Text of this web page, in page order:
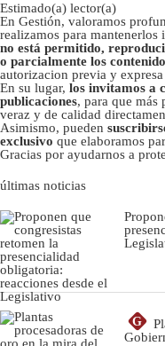
Estimado(a) lector(a)
En Gestión, valoramos
realizamos para mantenerlos
no está permitido,
o parcialmente los
autorizacion previa y
En su lugar, los invitamos a
publicaciones, para que más
veraz y de calidad
Asimismo, pueden
exclusivo que elaboramos
Gracias por ayudarnos a
últimas noticias
G